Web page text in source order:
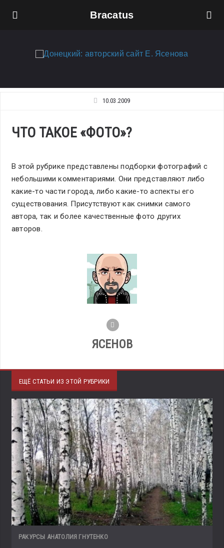
Bracatus
10.03.2009
ЧТО ТАКОЕ «ФОТО»?
В этой рубрике представлены подборки фотографий с
небольшими комментариями. Они представляют либо
какие-то части города, либо какие-то аспекты его
существования. Присутствуют как снимки самого
автора, так и более качественные фото других
авторов.
ЯСЕНОВ
ЕЩЁ СТАТЬИ ИЗ ЭТОЙ РУБРИКИ
РАКУРСЫ АНАТОЛИЯ ГНУТЕНКО